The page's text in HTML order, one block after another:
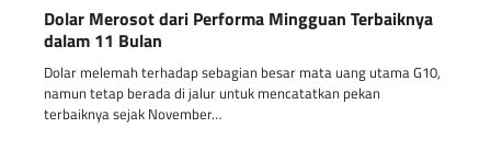
Dolar Merosot dari Performa Mingguan Terbaiknya
dalam 11 Bulan
Dolar melemah terhadap sebagian besar mata uang utama G10,
namun tetap berada di jalur untuk mencatatkan pekan
terbaiknya sejak November…